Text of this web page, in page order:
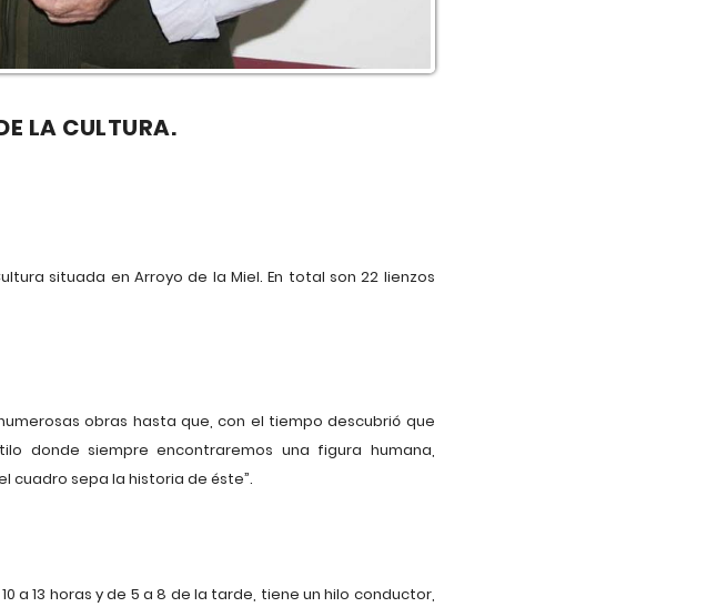
LA CULTURA.
situada en Arroyo de la Miel. En total son 22 lienzos
obras hasta que, con el tiempo descubrió que
donde siempre encontraremos una figura humana,
cuadro sepa la historia de éste”.
a 13 horas y de 5 a 8 de la tarde, tiene un hilo conductor,